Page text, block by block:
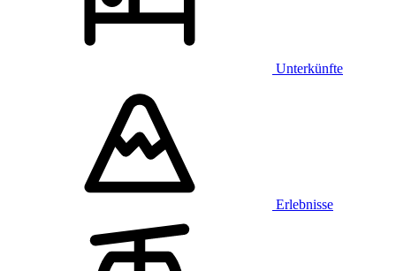
Unterkünfte
Erlebnisse